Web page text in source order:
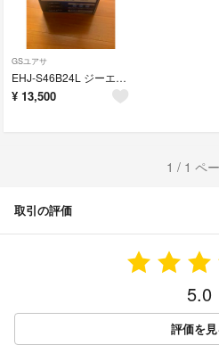
GSユアサ
EHJ-S46B24L ジーエスユアサ 国産車バッテリーECO.R
¥ 13,500
1 / 1 ペ
取引の評価
5.0
評価を